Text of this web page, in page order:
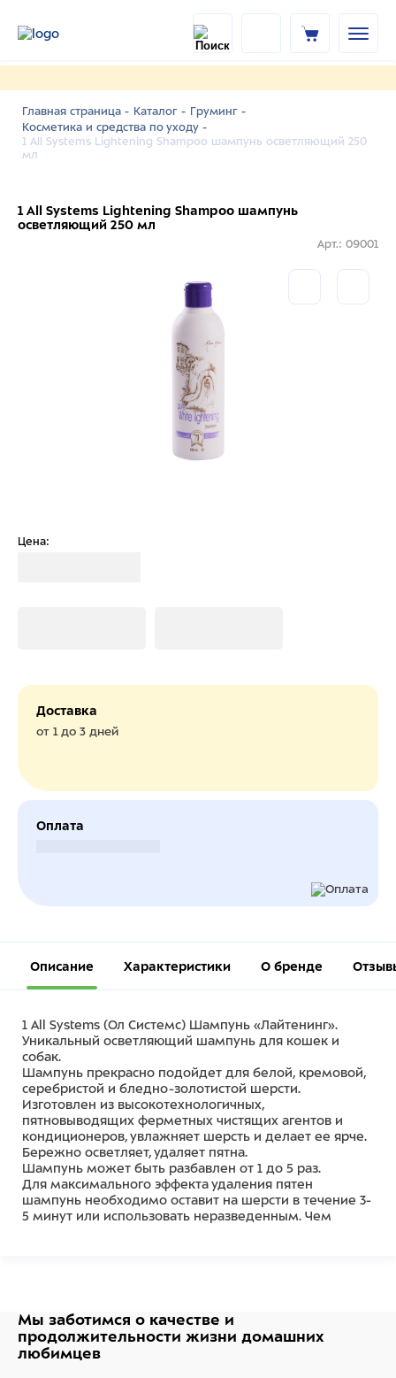
Главная страница - Каталог - Груминг -
Косметика и средства по уходу -
1 All Systems Lightening Shampoo шампунь осветляющий 250
мл
1 All Systems Lightening Shampoo шампунь
осветляющий 250 мл
Арт.: 09001
Цена:
Доставка
от 1 до 3 дней
Оплата
Описание Характеристики О бренде
1 All Systems (Ол Системс) Шампунь «Лайтенинг».
Уникальный осветляющий шампунь для кошек и
собак.
Шампунь прекрасно подойдет для белой, кремовой,
серебристой и бледно-золотистой шерсти.
Изготовлен из высокотехнологичных,
пятновыводящих ферметных чистящих агентов и
кондиционеров, увлажняет шерсть и делает ее ярче.
Бережно осветляет, удаляет пятна.
Шампунь может быть разбавлен от 1 до 5 раз.
Для максимального эффекта удаления пятен
шампунь необходимо оставит на шерсти в течение 3-
5 минут или использовать неразведенным. Чем
кошек, а так же для тогнирования окрасов светлых
кошек.
Объем - 250 мл.
Мы заботимся о качестве и
продолжительности жизни домашних
любимцев